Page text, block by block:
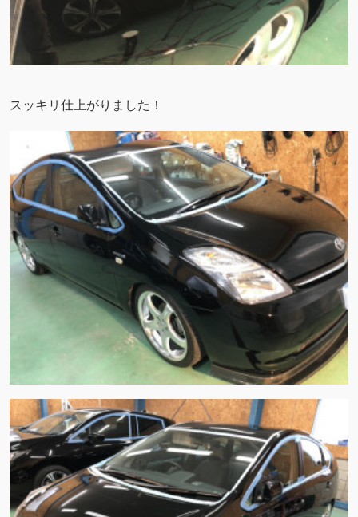
スッキリ仕上がりました！